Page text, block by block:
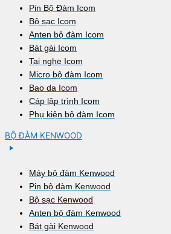
Pin Bộ Đàm Icom
Bộ sạc Icom
Anten bộ đàm Icom
Bát gài Icom
Tai nghe Icom
Micro bộ đàm Icom
Bao da Icom
Cáp lập trình Icom
Phụ kiện bộ đàm Icom
BỘ ĐÀM KENWOOD
Máy bộ đàm Kenwood
Pin bộ đàm Kenwood
Bộ sạc Kenwood
Anten bộ đàm Kenwood
Bát gài Kenwood